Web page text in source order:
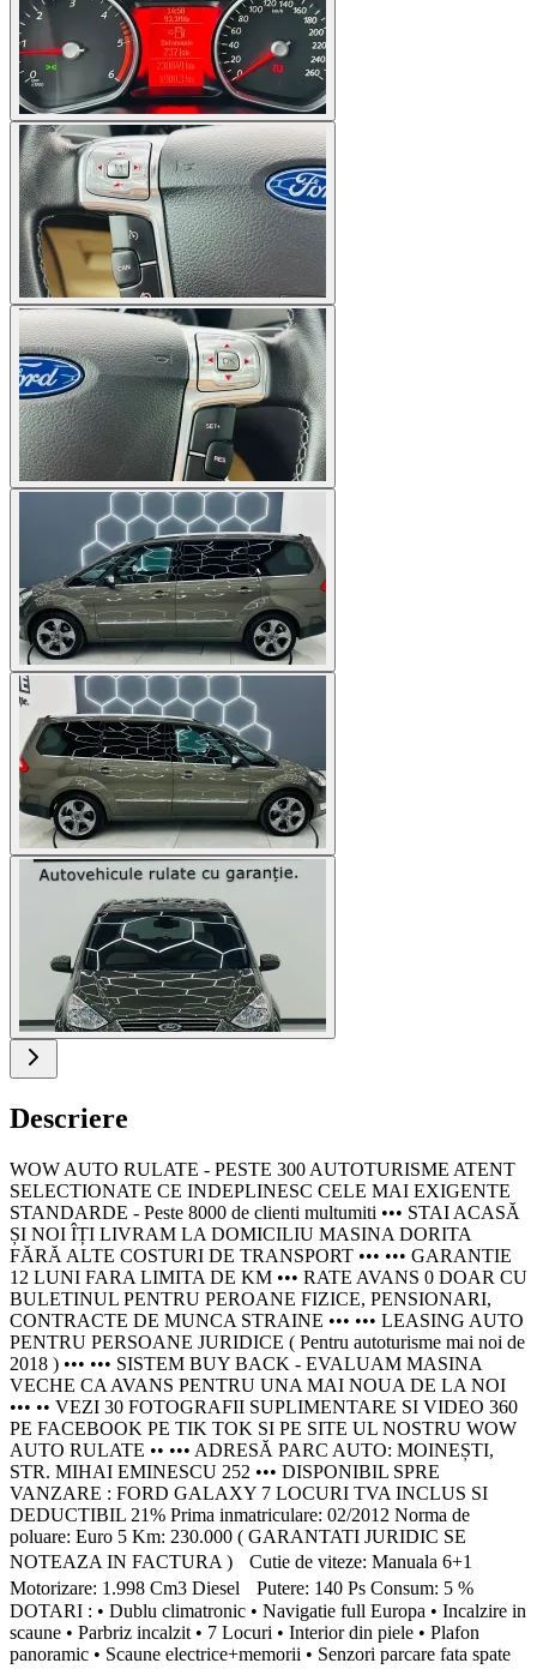
Descriere
WOW AUTO RULATE - PESTE 300 AUTOTURISME ATENT
SELECTIONATE CE INDEPLINESC CELE MAI EXIGENTE
STANDARDE - Peste 8000 de clienti multumiti ••• STAI ACASĂ
ȘI NOI ÎȚI LIVRAM LA DOMICILIU MASINA DORITA
FĂRĂ ALTE COSTURI DE TRANSPORT ••• ••• GARANTIE
12 LUNI FARA LIMITA DE KM ••• RATE AVANS 0 DOAR CU
BULETINUL PENTRU PEROANE FIZICE, PENSIONARI,
CONTRACTE DE MUNCA STRAINE ••• ••• LEASING AUTO
PENTRU PERSOANE JURIDICE ( Pentru autoturisme mai noi de
2018 ) ••• ••• SISTEM BUY BACK - EVALUAM MASINA
VECHE CA AVANS PENTRU UNA MAI NOUA DE LA NOI
••• •• VEZI 30 FOTOGRAFII SUPLIMENTARE SI VIDEO 360
PE FACEBOOK PE TIK TOK SI PE SITE UL NOSTRU WOW
AUTO RULATE •• ••• ADRESĂ PARC AUTO: MOINEȘTI,
STR. MIHAI EMINESCU 252 ••• DISPONIBIL SPRE
VANZARE : FORD GALAXY 7 LOCURI TVA INCLUS SI
DEDUCTIBIL 21% Prima inmatriculare: 02/2012 Norma de
poluare: Euro 5 Km: 230.000 ( GARANTATI JURIDIC SE
NOTEAZA IN FACTURA ) Cutie de viteze: Manuala 6+1
Motorizare: 1.998 Cm3 Diesel Putere: 140 Ps Consum: 5 %
DOTARI : • Dublu climatronic • Navigatie full Europa • Incalzire in
scaune • Parbriz incalzit • 7 Locuri • Interior din piele • Plafon
panoramic • Scaune electrice+memorii • Senzori parcare fata spate